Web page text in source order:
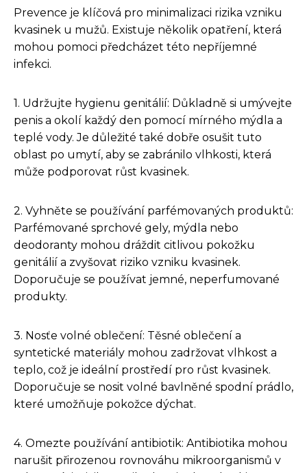
Prevence je klíčová pro minimalizaci rizika vzniku
kvasinek u mužů. Existuje několik opatření, která
mohou pomoci předcházet této nepříjemné
infekci.
1. Udržujte hygienu genitálií: Důkladně si umývejte
penis a okolí každý den pomocí mírného mýdla a
teplé vody. Je důležité také dobře osušit tuto
oblast po umytí, aby se zabránilo vlhkosti, která
může podporovat růst kvasinek.
2. Vyhněte se používání parfémovaných produktů:
Parfémované sprchové gely, mýdla nebo
deodoranty mohou dráždit citlivou pokožku
genitálií a zvyšovat riziko vzniku kvasinek.
Doporučuje se používat jemné, neperfumované
produkty.
3. Nosťe volné oblečení: Těsné oblečení a
syntetické materiály mohou zadržovat vlhkost a
teplo, což je ideální prostředí pro růst kvasinek.
Doporučuje se nosit volné bavlněné spodní prádlo,
které umožňuje pokožce dýchat.
4. Omezte používání antibiotik: Antibiotika mohou
narušit přirozenou rovnováhu mikroorganismů v